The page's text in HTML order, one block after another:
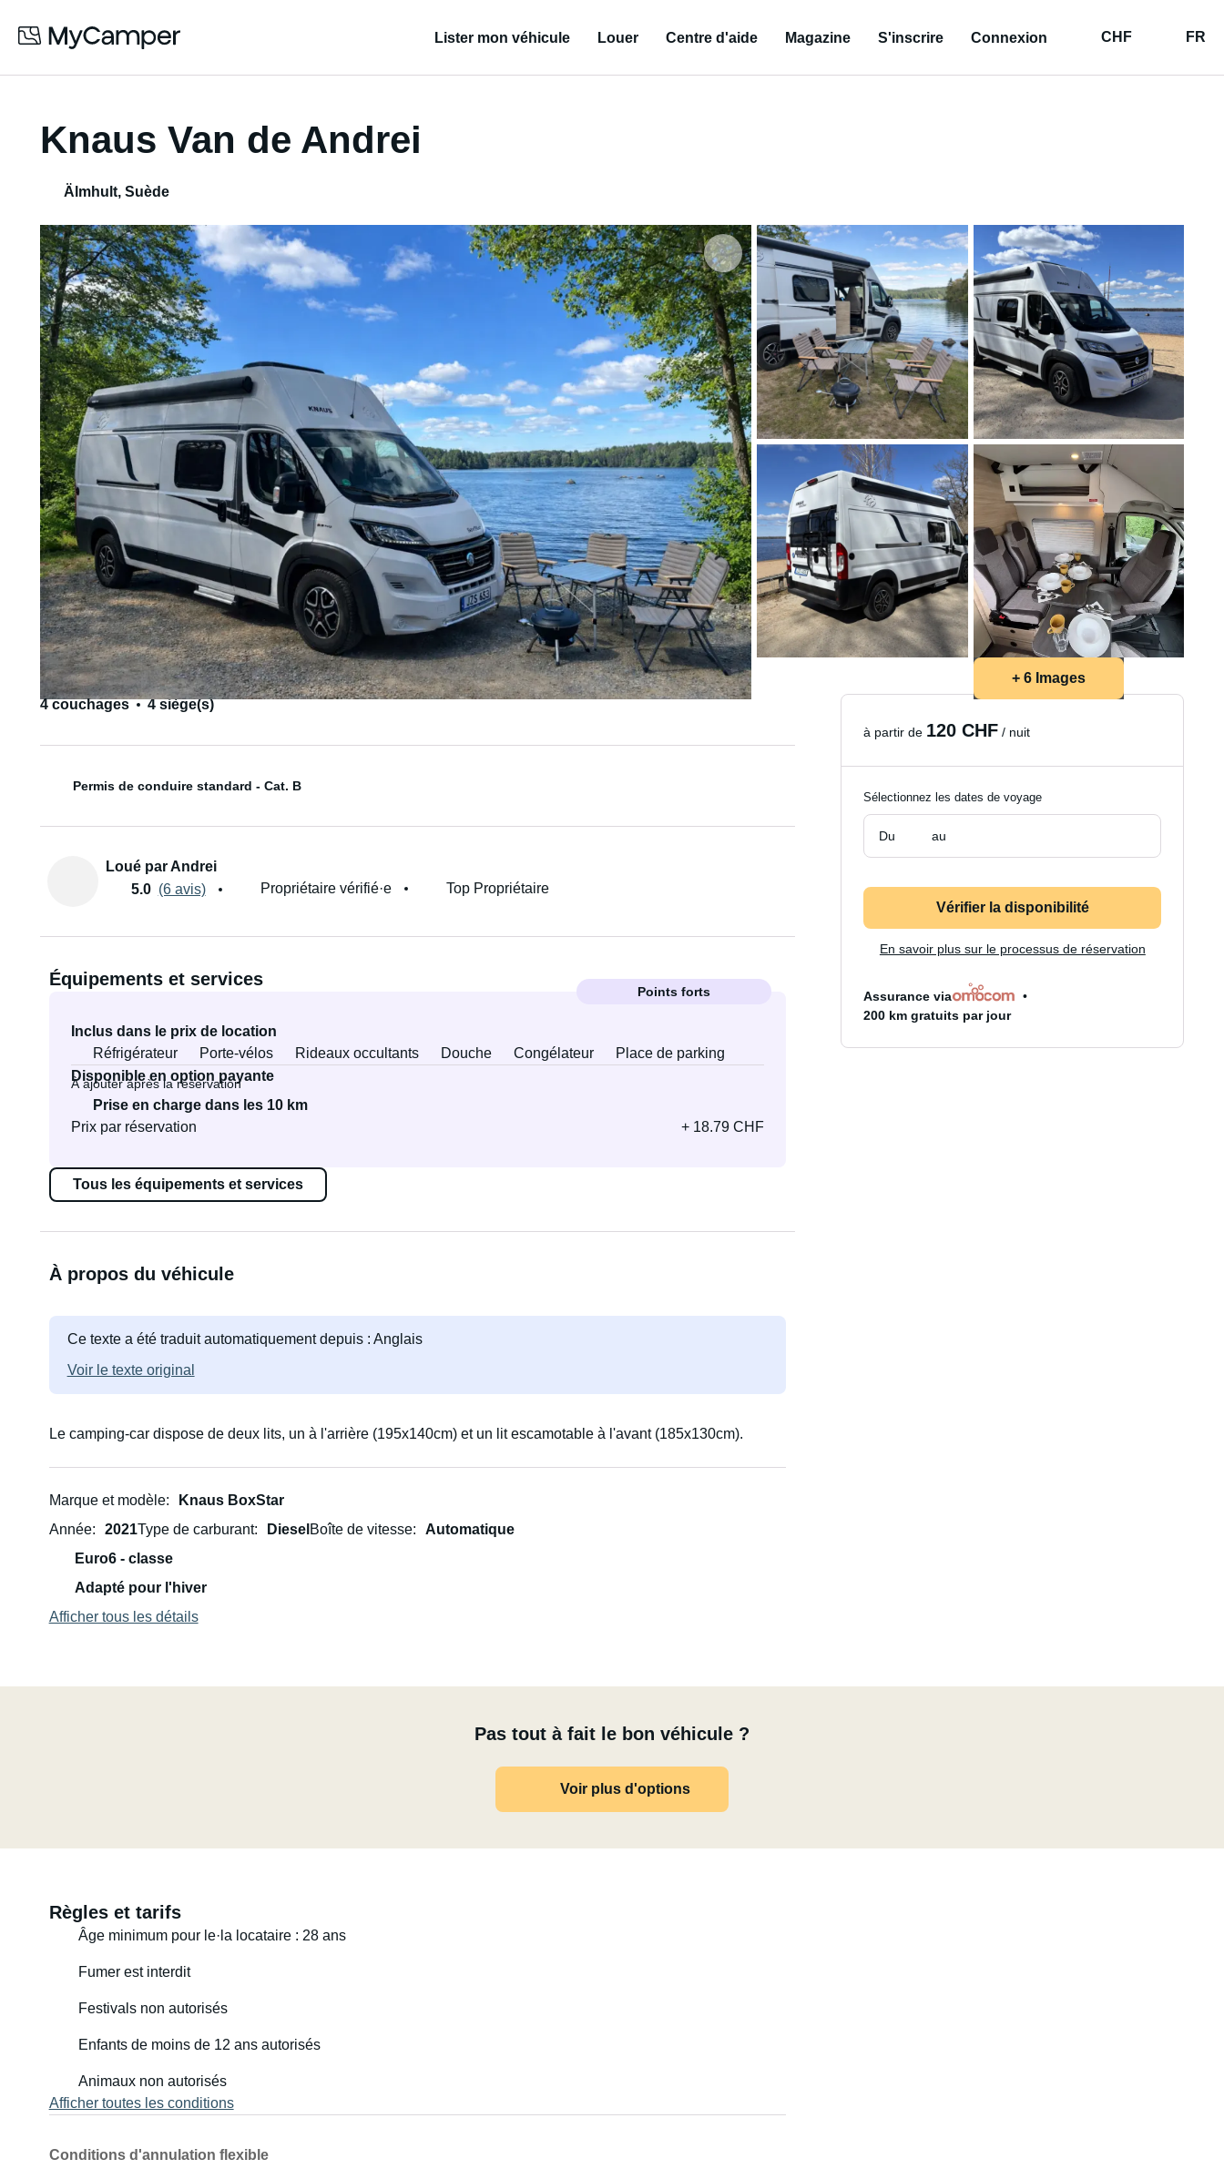
Lister mon véhicule Louer Centre d'aide Magazine S'inscrire Connexion CHF FR
Knaus Van de Andrei
Älmhult, Suède
+ 6 Images
4 couchages
4 siège(s)
Permis de conduire standard - Cat. B
Loué par Andrei
5.0 (6 avis) Propriétaire vérifié·e Top Propriétaire
Équipements et services
Points forts
Inclus dans le prix de location
Réfrigérateur
Porte-vélos Rideaux occultants Douche Congélateur
Place de parking
Disponible en option payante
À ajouter après la réservation
Prise en charge dans les 10 km
Prix par réservation
+ 18.79 CHF
Tous les équipements et services
À propos du véhicule
Ce texte a été traduit automatiquement depuis : Anglais
Voir le texte original
Le camping-car dispose de deux lits, un à l'arrière (195x140cm) et un lit escamotable à l'avant (185x130cm).
Marque et modèle
Knaus BoxStar
Année
2021Type de carburant Diesel Boîte de vitesse
Automatique
Euro6 - classe
Adapté pour l'hiver
Afficher tous les détails
Pas tout à fait le bon véhicule ?
Voir plus d'options
Règles et tarifs
Âge minimum pour le·la locataire : 28 ans
Fumer est interdit
Festivals non autorisés
Enfants de moins de 12 ans autorisés
Animaux non autorisés
Afficher toutes les conditions
Conditions d'annulation flexible
à partir de 120 CHF / nuit
Sélectionnez les dates de voyage
Du au
Vérifier la disponibilité
En savoir plus sur le processus de réservation
Assurance via
200 km gratuits par jour